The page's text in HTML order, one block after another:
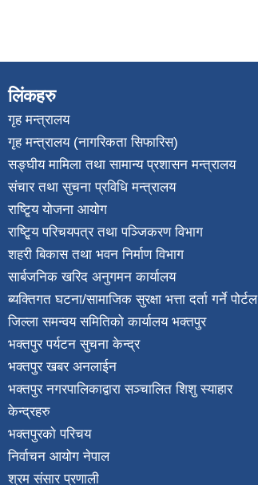
लिंकहरु
गृह मन्त्रालय
गृह मन्त्रालय (नागरिकता सिफारिस)
सङ्घीय मामिला तथा सामान्य प्रशासन मन्त्रालय
संचार तथा सुचना प्रविधि मन्त्रालय
राष्टि्ृय योजना आयोग
राष्टि्ृय परिचयपत्र तथा पञ्जिकरण विभाग
शहरी बिकास तथा भवन निर्माण विभाग
सार्बजनिक खरिद अनुगमन कार्यालय
ब्यक्तिगत घटना/सामाजिक सुरक्षा भत्ता दर्ता गर्ने पोर्टल
जिल्ला समन्वय समितिको कार्यालय भक्तपुर
भक्तपुर पर्यटन सुचना केन्द्र
भक्तपुर खबर अनलाईन
भक्तपुर नगरपालिकाद्वारा सञ्चालित शिशु स्याहार
केन्द्रहरु
भक्तपुरकाे परिचय
निर्वाचन आयोग नेपाल
श्रम संसार प्रणाली